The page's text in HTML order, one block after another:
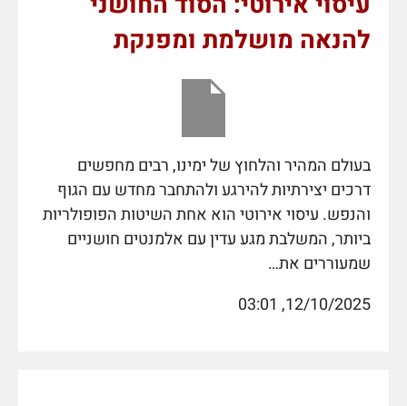
להנאה מושלמת ומפנקת
בעולם המהיר והלחוץ של ימינו, רבים מחפשים
דרכים יצירתיות להירגע ולהתחבר מחדש עם הגוף
והנפש. עיסוי אירוטי הוא אחת השיטות הפופולריות
ביותר, המשלבת מגע עדין עם אלמנטים חושניים
שמעוררים את…
12/10/2025, 03:01